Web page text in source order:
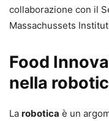
collaborazione con il
Massachussets
Food
nella
La robotica è un